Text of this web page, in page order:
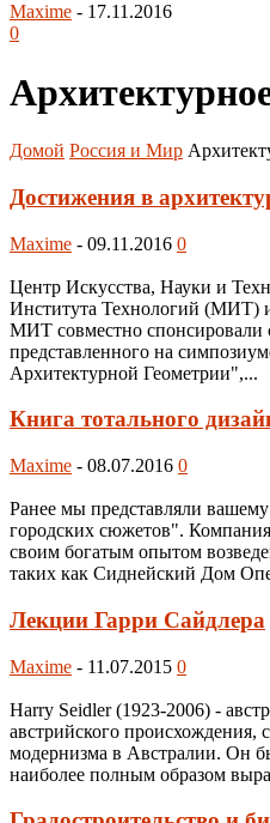
Maxime - 17.11.2016
0
Домой Россия и Мир
Достижения в
Maxime - 09.11.2016 0
Центр Искусства, Науки и
Института Технологий (МИТ)
МИТ совместно спонсировали
представленного на
Архитектурной Геометрии",...
Книга тотального
Maxime - 08.07.2016 0
Ранее мы представляли
городских сюжетов".
своим богатым опытом
таких как Сиднейский Дом
Лекции Гарри Сайдлера
Maxime - 11.07.2015 0
Harry Seidler (1923-2006) -
австрийского происхождения,
модернизма в Австралии. Он
наиболее полным образом